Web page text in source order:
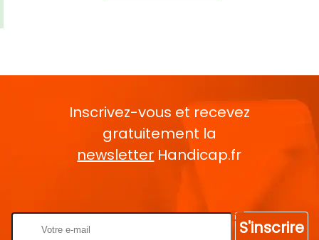
Inscrivez-vous et recevez
gratuitement la
newsletter Handicap.fr
S'inscrire